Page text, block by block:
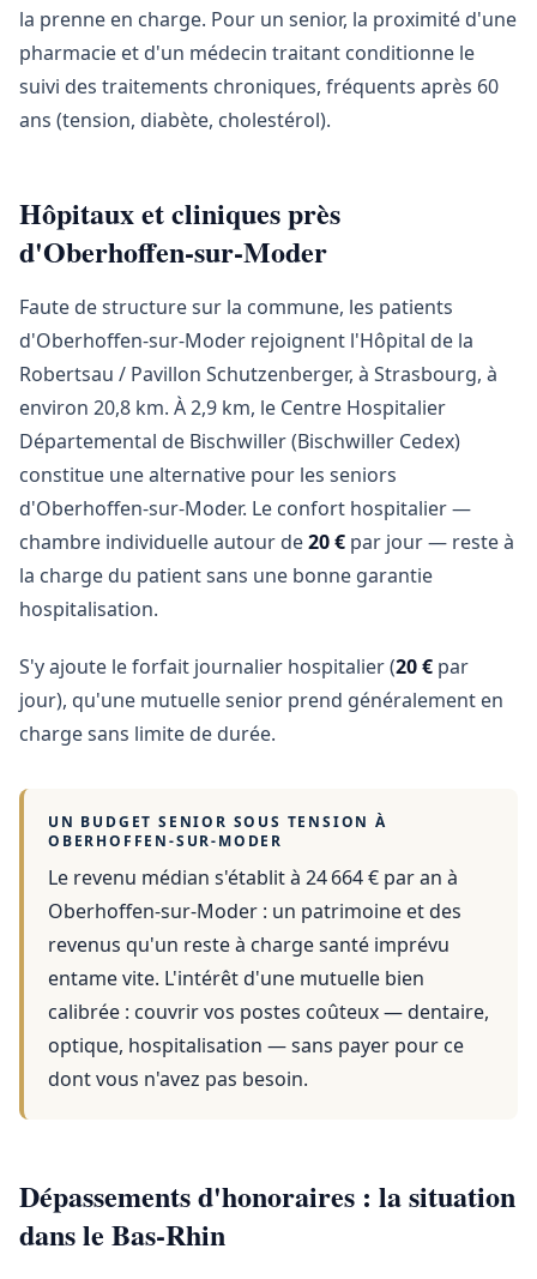
la prenne en charge. Pour un senior, la proximité d'une
pharmacie et d'un médecin traitant conditionne le
suivi des traitements chroniques, fréquents après 60
ans (tension, diabète, cholestérol).
Hôpitaux et cliniques près
d'Oberhoffen-sur-Moder
Faute de structure sur la commune, les patients
d'Oberhoffen-sur-Moder rejoignent l'Hôpital de la
Robertsau / Pavillon Schutzenberger, à Strasbourg, à
environ 20,8 km. À 2,9 km, le Centre Hospitalier
Départemental de Bischwiller (Bischwiller Cedex)
constitue une alternative pour les seniors
d'Oberhoffen-sur-Moder. Le confort hospitalier —
chambre individuelle autour de20 € par jour — reste à
la charge du patient sans une bonne garantie
hospitalisation.
S'y ajoute le forfait journalier hospitalier (20 € par
jour), qu'une mutuelle senior prend généralement en
charge sans limite de durée.
UN BUDGET SENIOR SOUS TENSION À
OBERHOFFEN-SUR-MODER
Le revenu médian s'établit à 24 664 € par an à
Oberhoffen-sur-Moder : un patrimoine et des
revenus qu'un reste à charge santé imprévu
entame vite. L'intérêt d'une mutuelle bien
calibrée : couvrir vos postes coûteux — dentaire,
optique, hospitalisation — sans payer pour ce
dont vous n'avez pas besoin.
Dépassements d'honoraires : la situation
dans le Bas-Rhin